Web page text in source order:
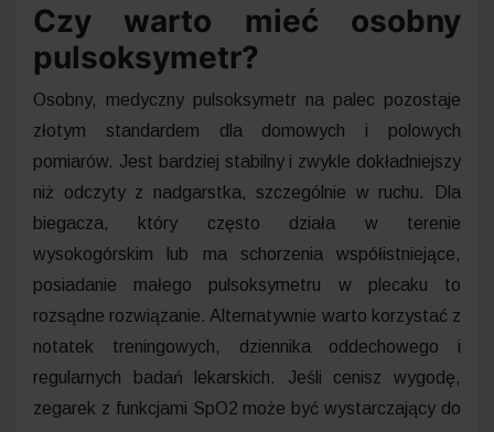
Czy warto mieć osobny
pulsoksymetr?
Osobny, medyczny pulsoksymetr na palec pozostaje
złotym standardem dla domowych i polowych
pomiarów. Jest bardziej stabilny i zwykle dokładniejszy
niż odczyty z nadgarstka, szczególnie w ruchu. Dla
biegacza, który często działa w terenie
wysokogórskim lub ma schorzenia współistniejące,
posiadanie małego pulsoksymetru w plecaku to
rozsądne rozwiązanie. Alternatywnie warto korzystać z
notatek treningowych, dziennika oddechowego i
regularnych badań lekarskich. Jeśli cenisz wygodę,
zegarek z funkcjami SpO2 może być wystarczający do